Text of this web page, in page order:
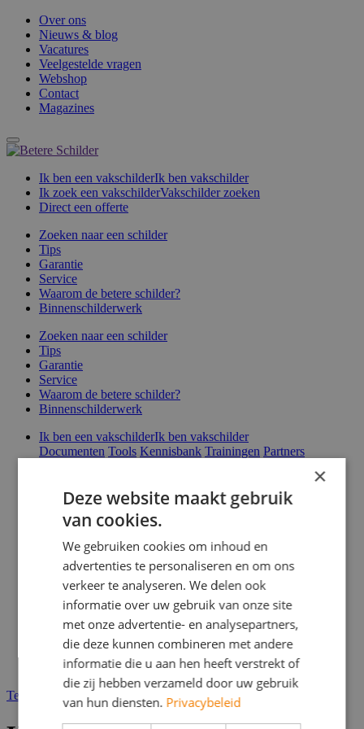
Over ons
Nieuws & blog
Vacatures
Veelgestelde vragen
Webshop
Contact
Magazines
Ik ben een vakschilderIk ben vakschilder
Ik zoek een vakschilderVakschilder zoeken
Direct een offerte
Zoeken naar een schilder
Tips
Garantie
Service
Waarom de betere schilder?
Binnenschilderwerk
Zoeken naar een schilder
Tips
Garantie
Service
Waarom de betere schilder?
Binnenschilderwerk
Ik ben een vakschilderIk ben vakschilder
Documenten Tools Kennisbank Trainingen Partners
Zoeken naar een schilder Tips Garantie Service Waarom de
Direct een offerte
Over ons
Nieuws & blog
Vacatures
Webshop
Contact
Magazines
Terug naar zoekresultaten
×
Deze website maakt gebruik
van cookies.
We gebruiken cookies om inhoud en
advertenties te personaliseren en om ons
verkeer te analyseren. We delen ook
informatie over uw gebruik van onze site
met onze advertentie- en analysepartners,
die deze kunnen combineren met andere
informatie die u aan hen heeft verstrekt of
die zij hebben verzameld door uw gebruik
van hun diensten. Privacybeleid